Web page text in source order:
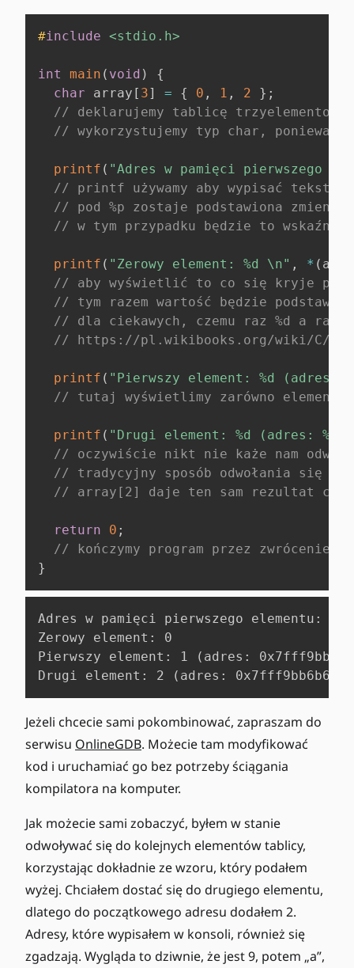
#include <stdio.h>
int main ( void )
{
char array [ 3] = { 0 , 1 , 2 } ;
// deklarujemy tablicę trzyelementową
// wykorzystujemy typ char,
printf ( "Adres w pamięci pierwszego
// printf używamy aby wypisać tekst w
// pod %p zostaje podstawiona
// w tym przypadku będzie to
printf ( "Zerowy element: %d \n" , * (
// aby wyświetlić to co się kryje pod
// tym razem wartość będzie
// dla ciekawych, czemu raz %d a raz
// https://pl.wikibooks.org/wiki/C/
printf ( "Pierwszy element: %d (adres:
// tutaj wyświetlimy zarówno element
printf ( "Drugi element: %d (adres:
// oczywiście nikt nie każe nam
// tradycyjny sposób odwołania się
// array[2] daje ten sam rezultat co
return 0 ;
// kończymy program przez zwrócenie
}
Adres w pamięci pierwszego elementu:
Zerowy element: 0
Pierwszy element: 1 (adres:
Drugi element: 2 (adres: 0x7fff9bb6b60b)
Jeżeli chcecie sami pokombinować, zapraszam do
serwisu OnlineGDB. Możecie tam modyfikować
kod i uruchamiać go bez potrzeby ściągania
kompilatora na komputer.
Jak możecie sami zobaczyć, byłem w stanie
odwoływać się do kolejnych elementów tablicy,
korzystając dokładnie ze wzoru, który podałem
wyżej. Chciałem dostać się do drugiego elementu,
dlatego do początkowego adresu dodałem 2.
Adresy, które wypisałem w konsoli, również się
zgadzają. Wygląda to dziwnie, że jest 9, potem „a”,